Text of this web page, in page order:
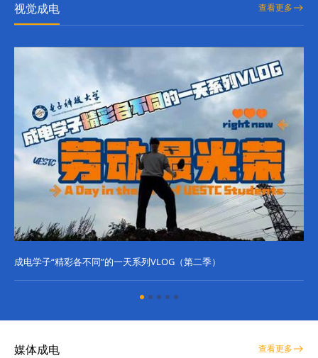
视觉成电 查看更多
成电学子“精彩各不同”的一天系列VLOG（第二季）
媒体成电 查看更多